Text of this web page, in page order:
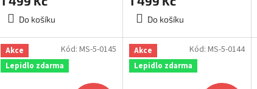
Do košíku Do košíku
Akce
Lepidlo zdarma
Kód: MS-5-0145
Akce
Lepidlo zdarma
Kód: MS-5-0144